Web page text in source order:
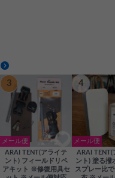
3
メール便
ARAI TENT(アライテ
ント) フィールドリペ
アキット ※修復用具セ
4
メール便
ARAI TENT(
ント) 塗る
スプレー比